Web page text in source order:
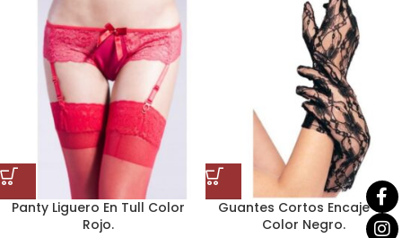
Panty Liguero En Tull Color
Rojo.
Guantes Cortos Encaje de
Color Negro.